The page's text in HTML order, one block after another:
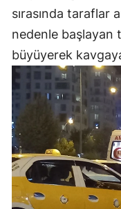
sırasında taraflar
nedenle başlayan
büyüyerek